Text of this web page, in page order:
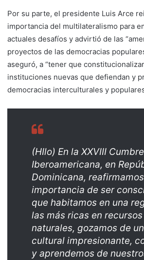
Por su parte, el presidente Luis Arce
importancia del multilateralismo para
actuales desafíos y advirtió de las
proyectos de las democracias
aseguró, a “tener que
instituciones nuevas que defiendan y
democracias interculturales y
(HIlo) En la XXVIII Cumbre
Iberoamericana, en
Dominicana,
importancia de ser
que habitamos en una
las más ricas en recursos
naturales, gozamos de
cultural impresionante,
y aprendemos de